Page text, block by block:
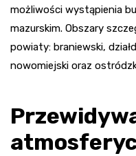
możliwości wystąpienia
mazurskim. Obszary
powiaty: braniewski,
nowomiejski oraz